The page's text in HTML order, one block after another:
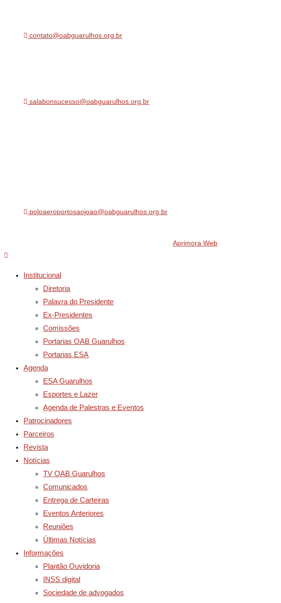
contato@oabguarulhos.org.br
salabonsucesso@oabguarulhos.org.br
poloaeroportosaojoao@oabguarulhos.org.br
Aprimora Web
Institucional
Diretoria
Palavra do Presidente
Ex-Presidentes
Comissões
Portarias OAB Guarulhos
Portarias ESA
Agenda
ESA Guarulhos
Esportes e Lazer
Agenda de Palestras e Eventos
Patrocinadores
Parceiros
Revista
Notícias
TV OAB Guarulhos
Comunicados
Entrega de Carteiras
Eventos Anteriores
Reuniões
Últimas Notícias
Informações
Plantão Ouvidoria
INSS digital
Sociedade de advogados